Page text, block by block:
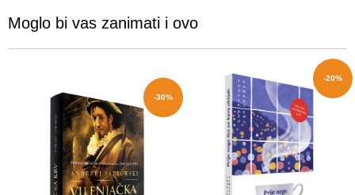
Moglo bi vas zanimati i ovo
-30%
-20%